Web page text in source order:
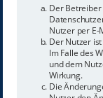
Der
Nutzer per
Der Nutzer
Im Falle des
und dem
Wirkung.
Die